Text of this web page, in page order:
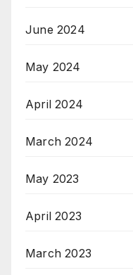
June 2024
May 2024
April 2024
March 2024
May 2023
April 2023
March 2023